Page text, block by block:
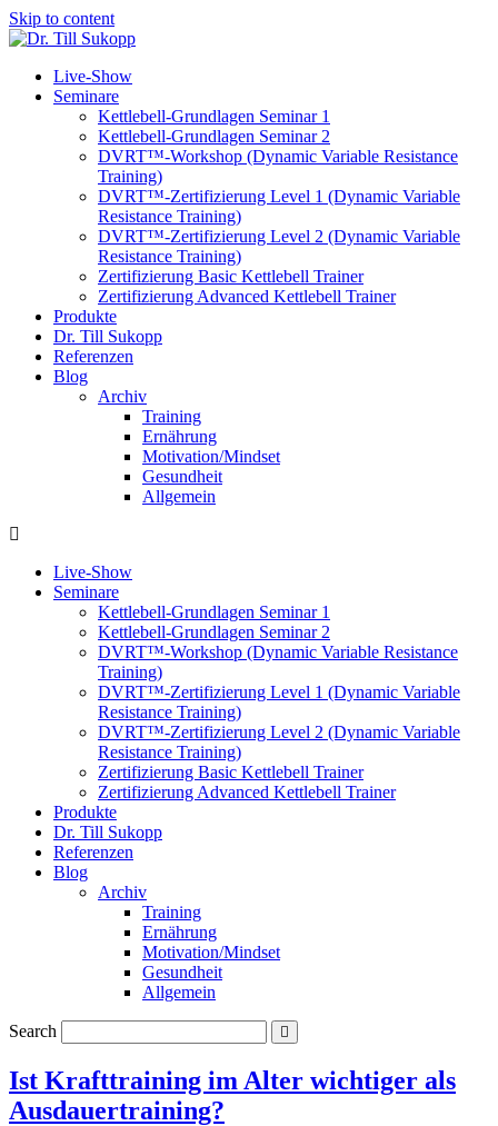
Skip to content
Live-Show
Seminare
Kettlebell-Grundlagen Seminar 1
Kettlebell-Grundlagen Seminar 2
DVRT™-Workshop (Dynamic Variable Resistance
Training)
DVRT™-Zertifizierung Level 1 (Dynamic Variable
Resistance Training)
DVRT™-Zertifizierung Level 2 (Dynamic Variable
Resistance Training)
Zertifizierung Basic Kettlebell Trainer
Zertifizierung Advanced Kettlebell Trainer
Produkte
Dr. Till Sukopp
Referenzen
Blog
Archiv
Training
Ernährung
Motivation/Mindset
Gesundheit
Allgemein
Live-Show
Seminare
Kettlebell-Grundlagen Seminar 1
Kettlebell-Grundlagen Seminar 2
DVRT™-Workshop (Dynamic Variable Resistance
Training)
DVRT™-Zertifizierung Level 1 (Dynamic Variable
Resistance Training)
DVRT™-Zertifizierung Level 2 (Dynamic Variable
Resistance Training)
Zertifizierung Basic Kettlebell Trainer
Zertifizierung Advanced Kettlebell Trainer
Produkte
Dr. Till Sukopp
Referenzen
Blog
Archiv
Training
Ernährung
Motivation/Mindset
Gesundheit
Allgemein
Search
Ist Krafttraining im Alter wichtiger als
Ausdauertraining?